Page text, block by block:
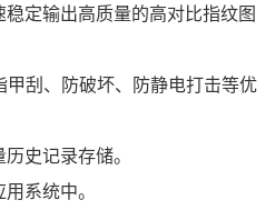
定输出高质量的高对比指纹图
刮、防破坏、防静电打击等优
史记录存储。
系统中。